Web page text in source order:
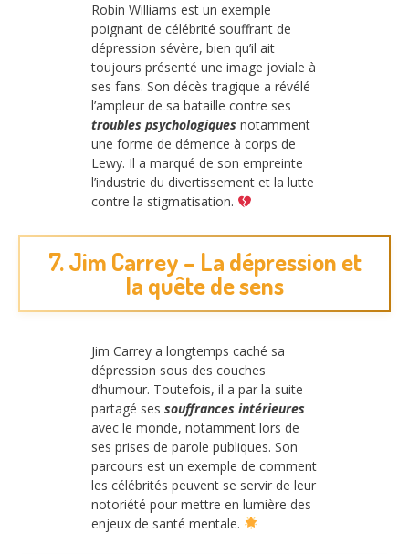
Robin Williams est un exemple
poignant de célébrité souffrant de
dépression sévère, bien qu’il ait
toujours présenté une image joviale à
ses fans. Son décès tragique a révélé
l’ampleur de sa bataille contre ses
troubles psychologiques notamment
une forme de démence à corps de
Lewy. Il a marqué de son empreinte
l’industrie du divertissement et la lutte
contre la stigmatisation.
7. Jim Carrey – La dépression et
la quête de sens
Jim Carrey a longtemps caché sa
dépression sous des couches
d’humour. Toutefois, il a par la suite
partagé ses souffrances intérieures
avec le monde, notamment lors de
ses prises de parole publiques. Son
parcours est un exemple de comment
les célébrités peuvent se servir de leur
notoriété pour mettre en lumière des
enjeux de santé mentale.